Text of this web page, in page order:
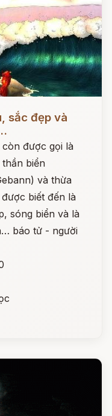
sắc đẹp và
được gọi là
thần biển
và thừa
biết đến là
sóng biển và là
báo tử - người